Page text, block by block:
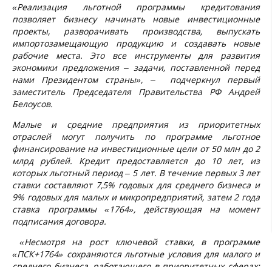
«Реализация льготной программы кредитования
позволяет бизнесу начинать новые инвестиционные
проекты, разворачивать производства, выпускать
импортозамещающую продукцию и создавать новые
рабочие места. Это все инструменты для развития
экономики предложения – задачи, поставленной перед
нами Президентом страны», – подчеркнул первый
заместитель Председателя Правительства РФ Андрей
Белоусов.
Малые и средние предприятия из приоритетных
отраслей могут получить по программе льготное
финансирование на инвестиционные цели от 50 млн до 2
млрд рублей. Кредит предоставляется до 10 лет, из
которых льготный период– 5 лет. В течение первых 3 лет
ставки составляют 7,5% годовых для среднего бизнеса и
9% годовых для малых и микропредприятий, затем 2 года
ставка программы «1764», действующая на момент
подписания договора.
«Несмотря на рост ключевой ставки, в программе
«ПСК+1764» сохраняются льготные условия для малого и